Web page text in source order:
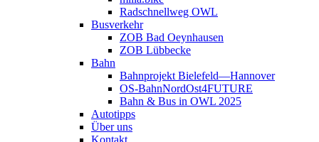
Radschnellweg OWL
Busverkehr
ZOB Bad Oeynhausen
ZOB Lübbecke
Bahn
Bahnprojekt Bielefeld—Hannover
OS-BahnNordOst4FUTURE
Bahn & Bus in OWL 2025
Autotipps
Über uns
Kontakt